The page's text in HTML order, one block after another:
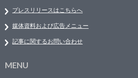
プレスリリースはこちらへ
媒体資料および広告メニュー
記事に関するお問い合わせ
MENU